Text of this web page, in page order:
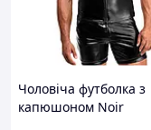
Чоловіча футболка з
капюшоном Noir